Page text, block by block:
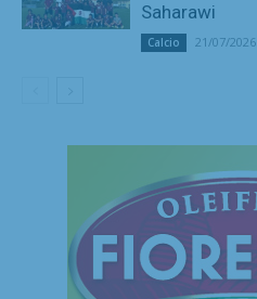
Saharawi
Calcio 21/07/2026